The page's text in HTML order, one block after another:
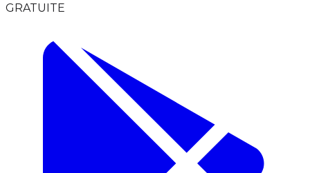
GRATUITE